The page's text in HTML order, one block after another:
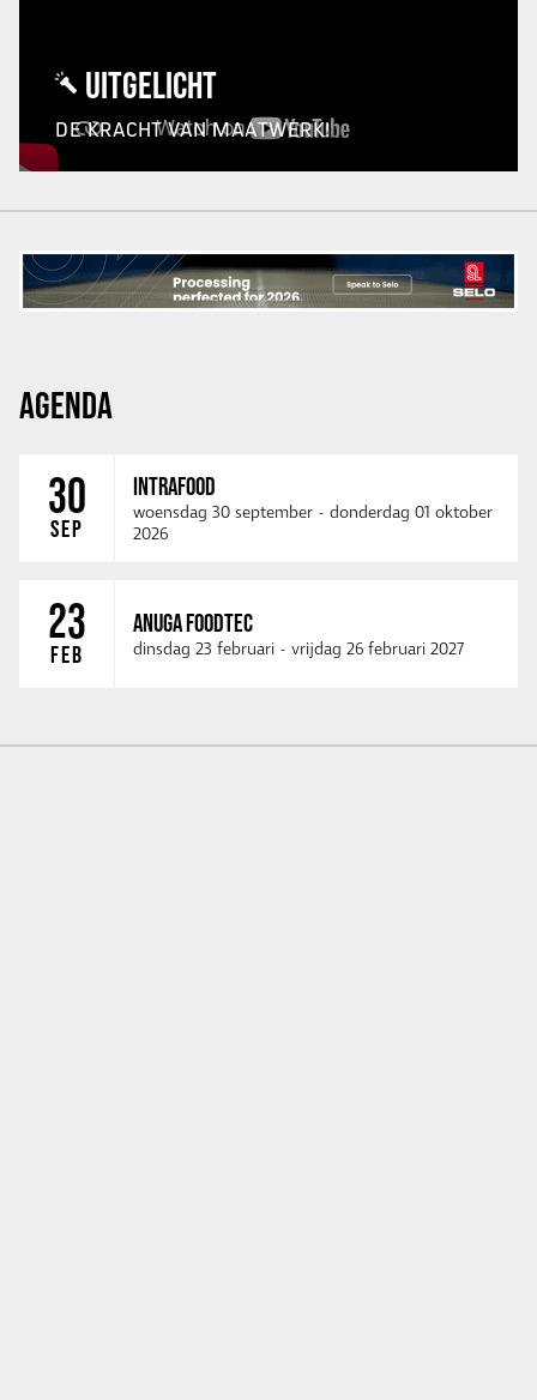
UITGELICHT
DE KRACHT VAN MAATWERK!
AGENDA
30
SEP
INTRAFOOD
woensdag 30 september - donderdag 01 oktober
2026
23
FEB
ANUGA FOODTEC
dinsdag 23 februari - vrijdag 26 februari 2027